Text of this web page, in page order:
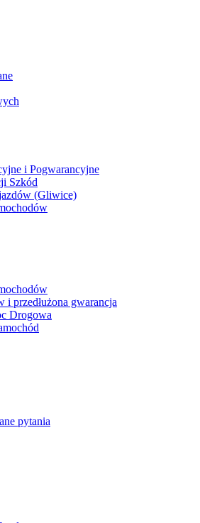
i Pogwarancyjne
Szkód
(Gliwice)
i przedłużona gwarancja
Drogowa
pytania